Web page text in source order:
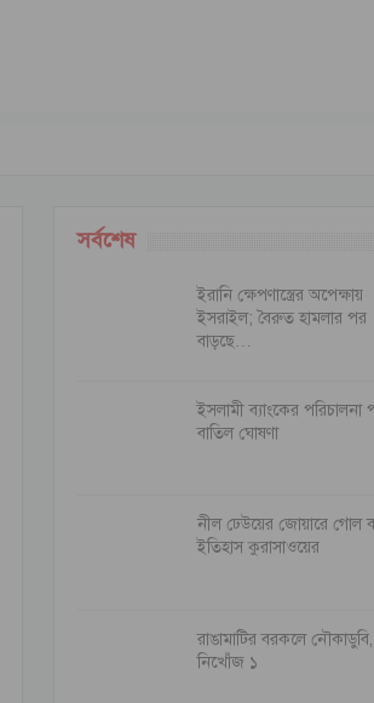
সর্বশেষ
ইরানি ক্ষেপণাস্ত্রের অপেক্ষায়
ইসরাইল; বৈরুত হামলার পর
বাড়ছে…
ইসলামী ব্যাংকের পরিচালনা
বাতিল ঘোষণা
নীল ঢেউয়ের জোয়ারে গোল
ইতিহাস কুরাসাওয়ের
রাঙামাটির বরকলে নৌকাডুবি,
নিখোঁজ ১